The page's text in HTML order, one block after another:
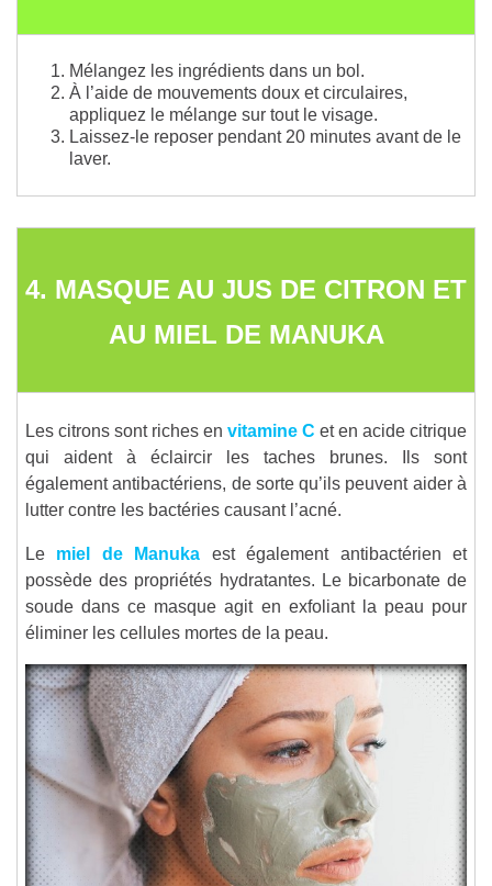
Mélangez les ingrédients dans un bol.
À l’aide de mouvements doux et circulaires,
appliquez le mélange sur tout le visage.
Laissez-le reposer pendant 20 minutes avant de le
laver.
4. MASQUE AU JUS DE CITRON ET
AU MIEL DE MANUKA
Les citrons sont riches en vitamine C et en acide citrique
qui aident à éclaircir les taches brunes. Ils sont
également antibactériens, de sorte qu’ils peuvent aider à
lutter contre les bactéries causant l’acné.
Le miel de Manuka est également antibactérien et
possède des propriétés hydratantes. Le bicarbonate de
soude dans ce masque agit en exfoliant la peau pour
éliminer les cellules mortes de la peau.